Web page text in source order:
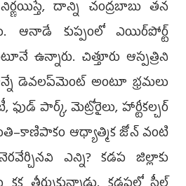
దాన్ని చంద్రబాబు తన
ఆనాడే కుప్పంలో ఎయిర్‌పోర్ట్‌
ఉన్నారు. చిత్తూరు ఆస్పత్రిని
డెవలప్‌మెంట్‌ అంటూ భ్రమలు
ఫుడ్‌ పార్క్, మెట్రోరైలు, హార్టీకల్చర్‌
ఆధ్యాత్మిక జోన్‌ వంటి
ఎన్ని? కడప జిల్లాకు